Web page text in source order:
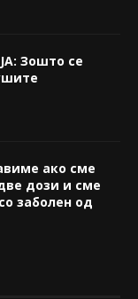
Зошто се
ако сме
дози и сме
заболен од